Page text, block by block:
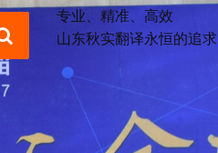
专业、精准、高效
山东秋实翻译永恒的追求